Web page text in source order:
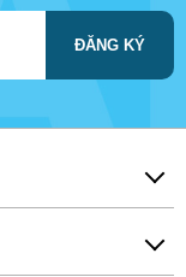
ĐĂNG KÝ